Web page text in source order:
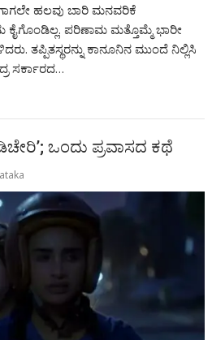
ಹಲವು ಬಾರಿ ಮನವರಿಕೆ
ಕೈಗೊಂಡಿಲ್ಲ. ಪರಿಣಾಮ ಮತ್ತೊಮ್ಮೆ ಭಾರೀ
ತಪ್ಪಿತಸ್ಥರನ್ನು ಕಾನೂನಿನ ಮುಂದೆ ನಿಲ್ಲಿಸಿ
ಸರ್ಕಾರದ…
ಒಂದು ಪ್ರವಾಸದ ಕಥೆ